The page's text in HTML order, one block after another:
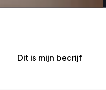
Dit is mijn bedrijf